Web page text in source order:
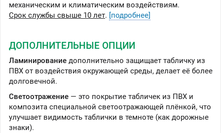
механическим и климатическим воздействиям.
Срок службы свыше 10 лет. [подробнее]
ДОПОЛНИТЕЛЬНЫЕ ОПЦИИ
Ламинирование дополнительно защищает табличку из
ПВХ от воздействия окружающей среды, делает её более
долговечной.
Светоотражение — это покрытие табличек из ПВХ и
композита специальной светоотражающей плёнкой, что
улучшает видимость таблички в темноте (как дорожные
знаки).